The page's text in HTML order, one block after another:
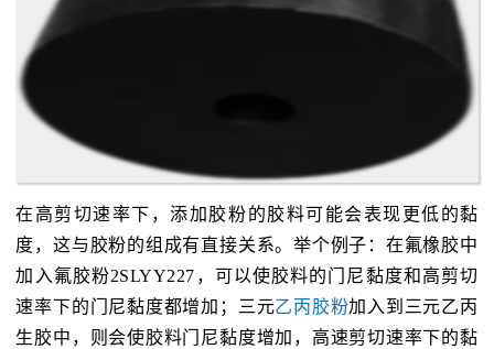
在高剪切速率下，添加胶粉的胶料可能会表现更低的黏
度，这与胶粉的组成有直接关系。举个例子：在氟橡胶中
加入氟胶粉2SLYY227，可以使胶料的门尼黏度和高剪切
速率下的门尼黏度都增加；三元乙丙胶粉加入到三元乙丙
生胶中，则会使胶料门尼黏度增加，高速剪切速率下的黏